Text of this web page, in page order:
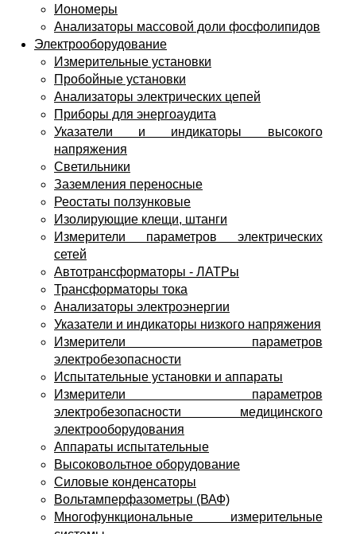
Иономеры
Анализаторы массовой доли фосфолипидов
Электрооборудование
Измерительные установки
Пробойные установки
Анализаторы электрических цепей
Приборы для энергоаудита
Указатели и индикаторы высокого
напряжения
Светильники
Заземления переносные
Реостаты ползунковые
Изолирующие клещи, штанги
Измерители параметров электрических
сетей
Автотрансформаторы - ЛАТРы
Трансформаторы тока
Анализаторы электроэнергии
Указатели и индикаторы низкого напряжения
Измерители параметров
электробезопасности
Испытательные установки и аппараты
Измерители параметров
электробезопасности медицинского
электрооборудования
Аппараты испытательные
Высоковольтное оборудование
Силовые конденсаторы
Вольтамперфазометры (ВАФ)
Многофункциональные измерительные